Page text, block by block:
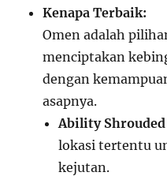
Kenapa Terbaik:
Omen adalah
menciptakan
dengan
asapnya.
Ability Shrouded
lokasi tertentu
kejutan.